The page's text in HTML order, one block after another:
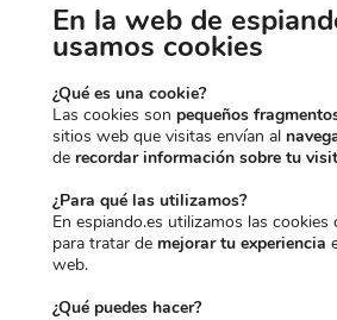
superiores.
propósito de perjudicarte.
Manipulación o toma de crédito por
parte de otros.
Constante monitorización y
laboral sin motivos justificados.
estés siendovíctima de acoso
En la web de
usamos cookies
¿Qué es una cookie?
Las cookies son pequeños
sitios web que visitas envían al
de recordar información sobre tu
¿Para qué las utilizamos?
En espiando.es utilizamos las cookies
para tratar de mejorar tu experiencia
web.
¿Qué puedes hacer?